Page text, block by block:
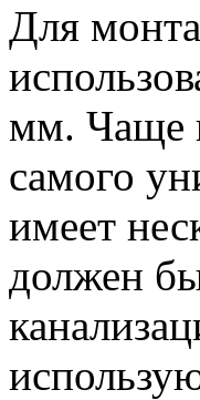
Для
мм. Чаще
самого
имеет
должен